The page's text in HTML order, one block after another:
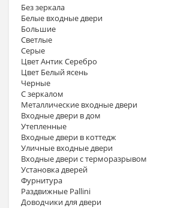
Без зеркала
Белые входные двери
Большие
Светлые
Серые
Цвет Антик Серебро
Цвет Белый ясень
Черные
С зеркалом
Металлические входные двери
Входные двери в дом
Утепленные
Входные двери в коттедж
Уличные входные двери
Входные двери с терморазрывом
Установка дверей
Фурнитура
Раздвижные Pallini
Доводчики для двери